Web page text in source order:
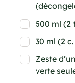
500 ml (2
30 ml (2
Zeste
verte